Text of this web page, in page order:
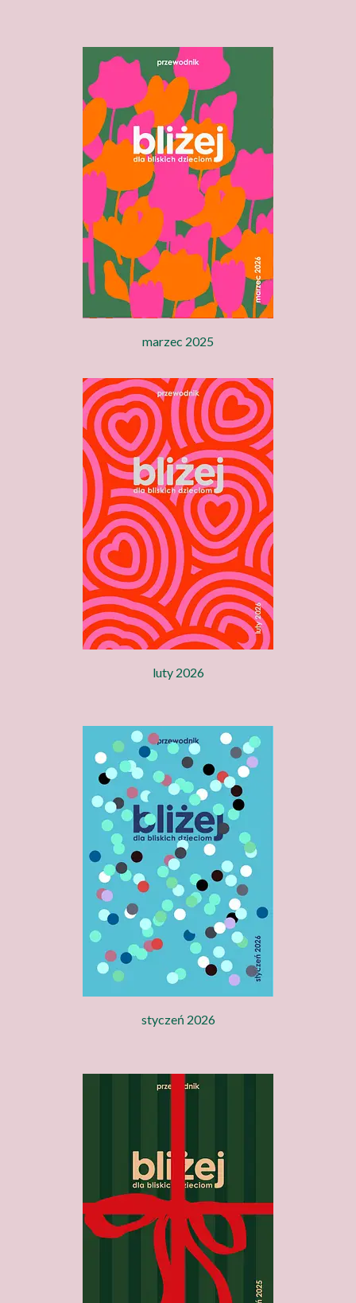
marzec 2025
luty 2026
styczeń 2026